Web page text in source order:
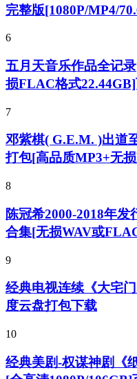
完整版[1080P/MP4/
6
五月天音乐作品全记
损FLAC格式
7
邓紫棋( G.E.M. )出道
打包[高品质MP3+无
8
陈冠希2000-2018年
合集[无损WAV或
9
经典电视连续《大宅
度云盘打包下载
10
经典美剧-权谋神剧《